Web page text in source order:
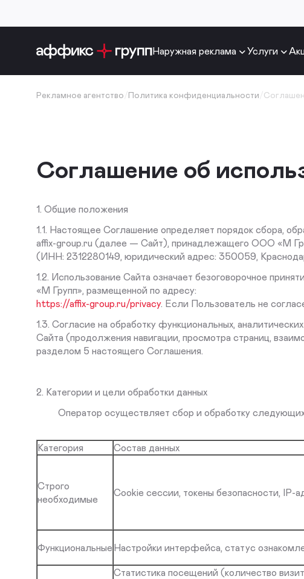
Наружная реклама Услуги
Рекламное агентство Политика конфиденциальности
Соглашение об
1. Общие положения
1.1. Настоящее Соглашение определяет порядок сбора,
affix-group.ru (далее — Сайт), принадлежащего ООО «М
(ИНН: 2312280149, юридический адрес: 350059,
1.2. Использование Сайта означает безоговорочное
«М Групп», размещенной по адресу:
https://affix-group.ru/privacy. Если Пользователь не
1.3. Согласие на обработку функциональных,
Сайта (продолжения навигации, просмотра страниц,
разделом 5 настоящего Соглашения.
2. Категории и цели обработки данных
Оператор осуществляет сбор и обработку следующих
Категория Состав данных
Строго
необходимые
Cookie сессии, токены безопасности, IP-
Функциональные Настройки интерфейса, статус
Статистика посещений (количество